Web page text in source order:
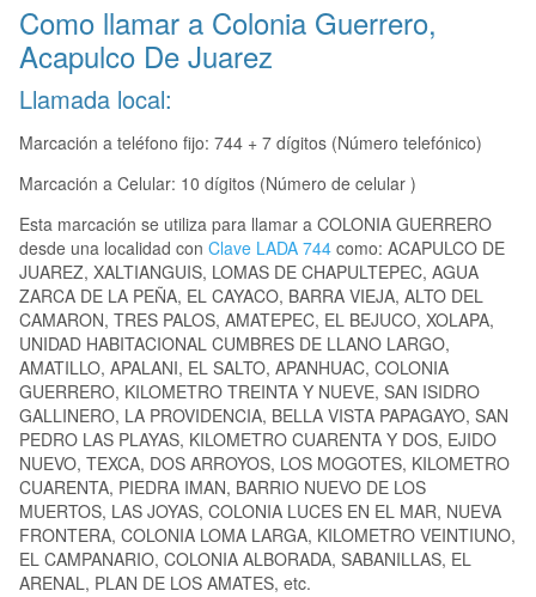
Como llamar a Colonia Guerrero,
Acapulco De Juarez
Llamada local:
Marcación a teléfono fijo: 744 + 7 dígitos (Número telefónico)
Marcación a Celular: 10 dígitos (Número de celular )
Esta marcación se utiliza para llamar a COLONIA GUERRERO
desde una localidad con Clave LADA 744 como: ACAPULCO DE
JUAREZ, XALTIANGUIS, LOMAS DE CHAPULTEPEC, AGUA
ZARCA DE LA PEÑA, EL CAYACO, BARRA VIEJA, ALTO DEL
CAMARON, TRES PALOS, AMATEPEC, EL BEJUCO, XOLAPA,
UNIDAD HABITACIONAL CUMBRES DE LLANO LARGO,
AMATILLO, APALANI, EL SALTO, APANHUAC, COLONIA
GUERRERO, KILOMETRO TREINTA Y NUEVE, SAN ISIDRO
GALLINERO, LA PROVIDENCIA, BELLA VISTA PAPAGAYO, SAN
PEDRO LAS PLAYAS, KILOMETRO CUARENTA Y DOS, EJIDO
NUEVO, TEXCA, DOS ARROYOS, LOS MOGOTES, KILOMETRO
CUARENTA, PIEDRA IMAN, BARRIO NUEVO DE LOS
MUERTOS, LAS JOYAS, COLONIA LUCES EN EL MAR, NUEVA
FRONTERA, COLONIA LOMA LARGA, KILOMETRO VEINTIUNO,
EL CAMPANARIO, COLONIA ALBORADA, SABANILLAS, EL
ARENAL, PLAN DE LOS AMATES, etc.